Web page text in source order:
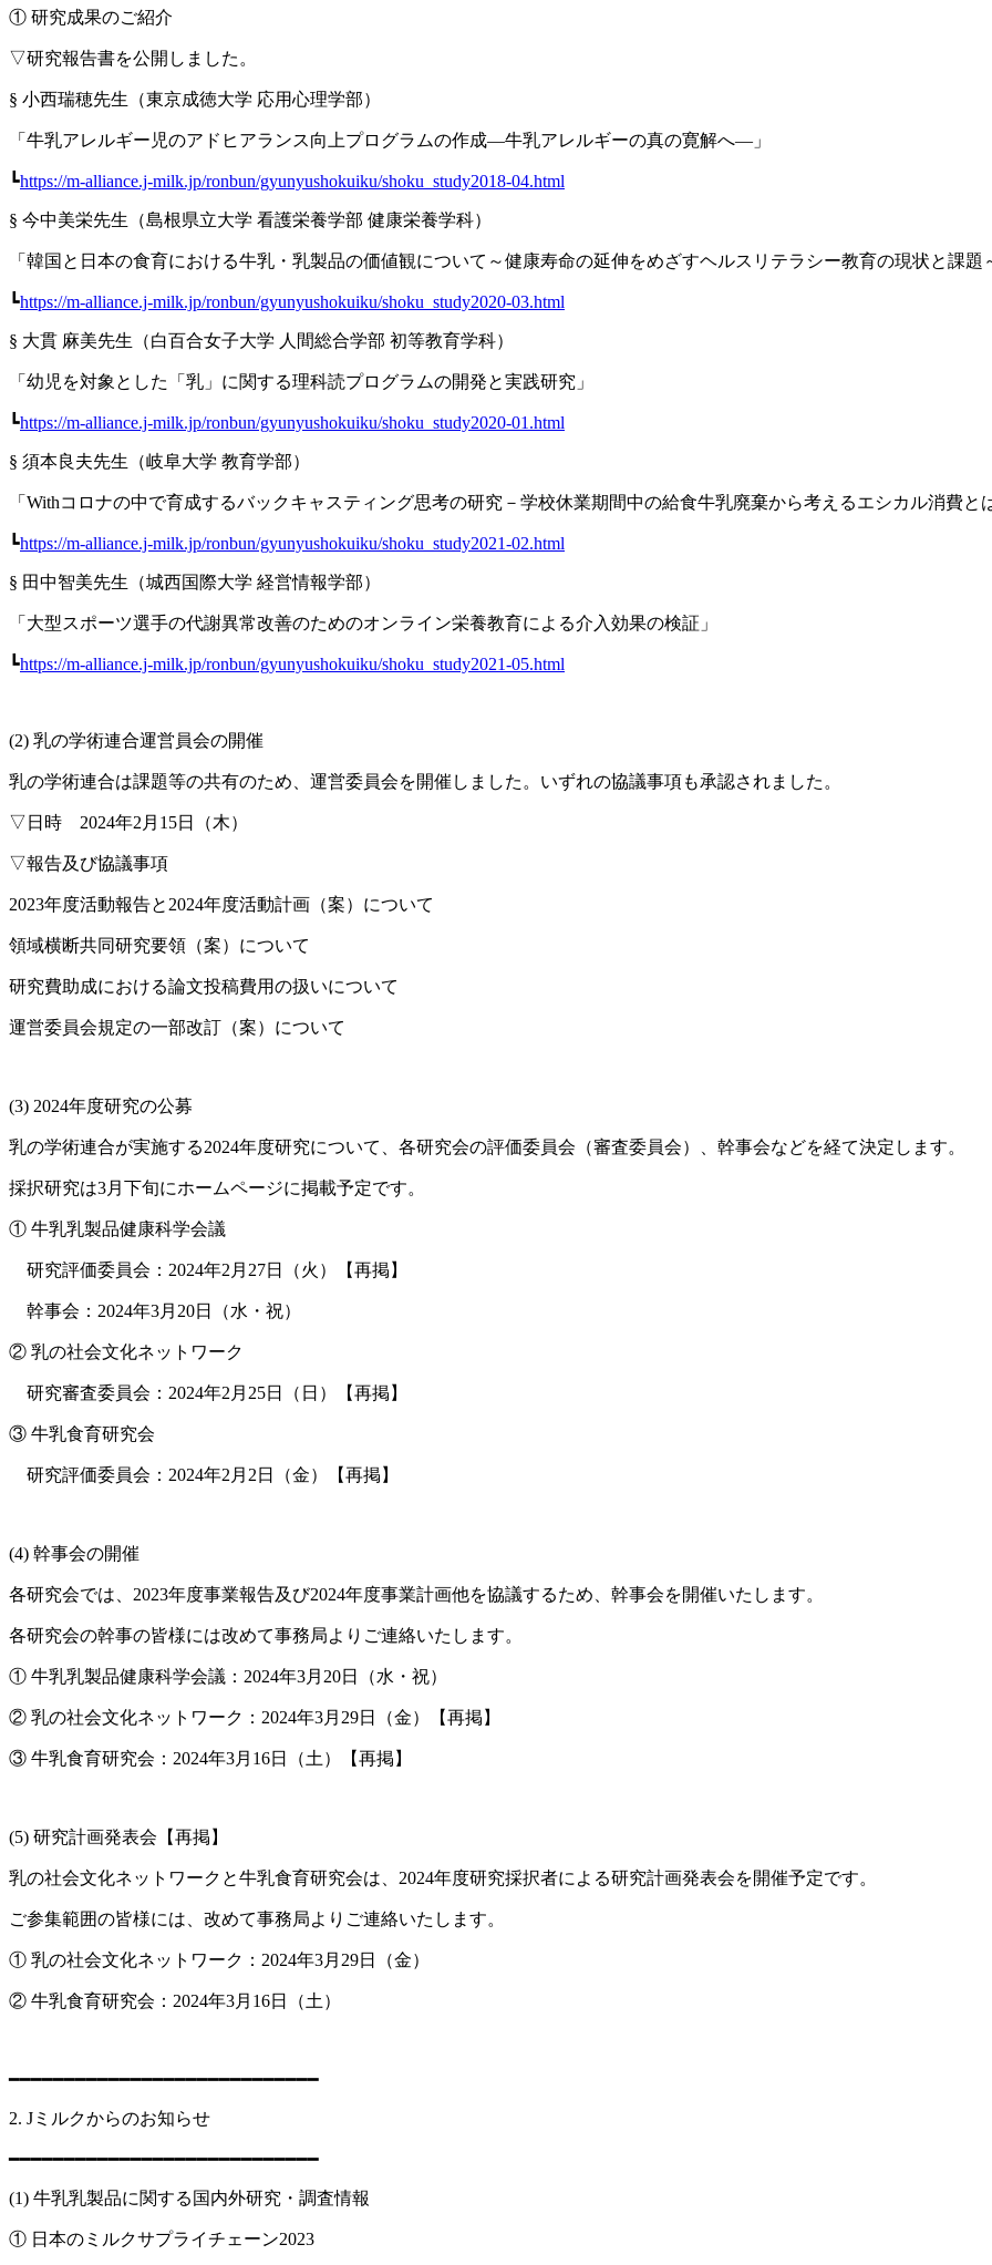
① 研究成果のご紹介
▽研究報告書を公開しました。
§ 小西瑞穂先生（東京成徳大学 応用心理学部）
「牛乳アレルギー児のアドヒアランス向上プログラムの作成―牛乳アレルギーの真の寛解へ―」
┗https://m-alliance.j-milk.jp/ronbun/gyunyushokuiku/shoku_study2018-04.html
§ 今中美栄先生（島根県立大学 看護栄養学部 健康栄養学科）
「韓国と日本の食育における牛乳・乳製品の価値観について～健康寿命の延伸をめざすヘルスリテラシー教育の現状と課題
┗https://m-alliance.j-milk.jp/ronbun/gyunyushokuiku/shoku_study2020-03.html
§ 大貫 麻美先生（白百合女子大学 人間総合学部 初等教育学科）
「幼児を対象とした「乳」に関する理科読プログラムの開発と実践研究」
┗https://m-alliance.j-milk.jp/ronbun/gyunyushokuiku/shoku_study2020-01.html
§ 須本良夫先生（岐阜大学 教育学部）
「Withコロナの中で育成するバックキャスティング思考の研究－学校休業期間中の給食牛乳廃棄から考えるエシカル消費と
┗https://m-alliance.j-milk.jp/ronbun/gyunyushokuiku/shoku_study2021-02.html
§ 田中智美先生（城西国際大学 経営情報学部）
「大型スポーツ選手の代謝異常改善のためのオンライン栄養教育による介入効果の検証」
┗https://m-alliance.j-milk.jp/ronbun/gyunyushokuiku/shoku_study2021-05.html
(2) 乳の学術連合運営員会の開催
乳の学術連合は課題等の共有のため、運営委員会を開催しました。いずれの協議事項も承認されました。
▽日時 2024年2月15日（木）
▽報告及び協議事項
2023年度活動報告と2024年度活動計画（案）について
領域横断共同研究要領（案）について
研究費助成における論文投稿費用の扱いについて
運営委員会規定の一部改訂（案）について
(3) 2024年度研究の公募
乳の学術連合が実施する2024年度研究について、各研究会の評価委員会（審査委員会）、幹事会などを経て決定します。
採択研究は3月下旬にホームページに掲載予定です。
① 牛乳乳製品健康科学会議
研究評価委員会：2024年2月27日（火）【再掲】
幹事会：2024年3月20日（水・祝）
② 乳の社会文化ネットワーク
研究審査委員会：2024年2月25日（日）【再掲】
③ 牛乳食育研究会
研究評価委員会：2024年2月2日（金）【再掲】
(4) 幹事会の開催
各研究会では、2023年度事業報告及び2024年度事業計画他を協議するため、幹事会を開催いたします。
各研究会の幹事の皆様には改めて事務局よりご連絡いたします。
① 牛乳乳製品健康科学会議：2024年3月20日（水・祝）
② 乳の社会文化ネットワーク：2024年3月29日（金）【再掲】
③ 牛乳食育研究会：2024年3月16日（土）【再掲】
(5) 研究計画発表会【再掲】
乳の社会文化ネットワークと牛乳食育研究会は、2024年度研究採択者による研究計画発表会を開催予定です。
ご参集範囲の皆様には、改めて事務局よりご連絡いたします。
① 乳の社会文化ネットワーク：2024年3月29日（金）
② 牛乳食育研究会：2024年3月16日（土）
━━━━━━━━━━━━━━━━━━━━━━━━━━━━
2. Jミルクからのお知らせ
━━━━━━━━━━━━━━━━━━━━━━━━━━━━
(1) 牛乳乳製品に関する国内外研究・調査情報
① 日本のミルクサプライチェーン2023